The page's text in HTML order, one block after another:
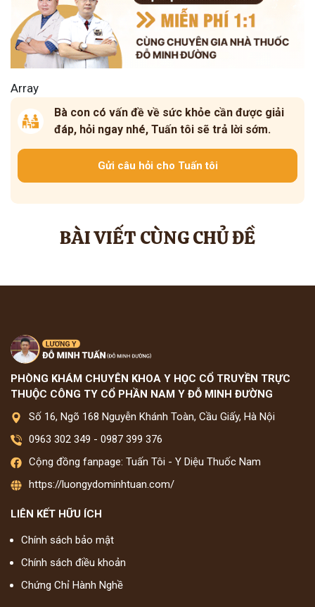
Array
Bà con có vấn đề về sức khỏe cần được giải
đáp, hỏi ngay nhé, Tuấn tôi sẽ trả lời sớm.
Gửi câu hỏi cho Tuấn tôi
BÀI VIẾT CÙNG CHỦ ĐỀ
PHÒNG KHÁM CHUYÊN KHOA Y HỌC CỔ TRUYỀN TRỰC
THUỘC CÔNG TY CỔ PHẦN NAM Y ĐỖ MINH ĐƯỜNG
Số 16, Ngõ 168 Nguyễn Khánh Toàn, Cầu Giấy, Hà Nội
0963 302 349 - 0987 399 376
Cộng đồng fanpage: Tuấn Tôi - Y Diệu Thuốc Nam
https://luongydominhtuan.com/
LIÊN KẾT HỮU ÍCH
Chính sách bảo mật
Chính sách điều khoản
Chứng Chỉ Hành Nghề